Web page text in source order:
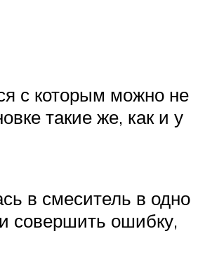
с которым можно не
такие же, как и у
в смеситель в одно
совершить ошибку,